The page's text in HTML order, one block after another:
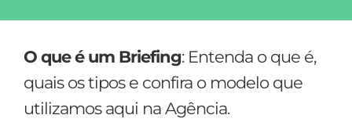
O que é um Briefing: Entenda o que é,
quais os tipos e confira o modelo que
utilizamos aqui na Agência.